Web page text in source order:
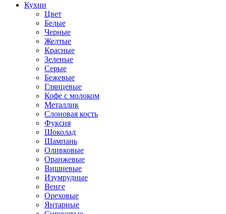
Кухни
Цвет
Белые
Черные
Желтые
Красные
Зеленые
Серые
Бежевые
Глянцевые
Кофе с молоком
Металлик
Слоновая кость
Фуксия
Шоколад
Шампань
Оливковые
Оранжевые
Вишневые
Изумрудные
Венге
Ореховые
Янтарные